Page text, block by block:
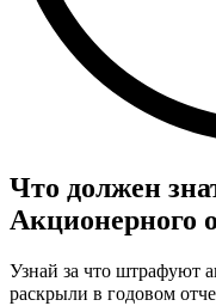
Что должен
Акционерного
Узнай за что штрафуют
раскрыли в годовом